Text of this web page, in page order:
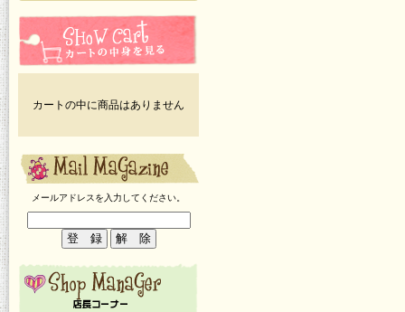
カートの中に商品はありません
メールアドレスを入力してください。